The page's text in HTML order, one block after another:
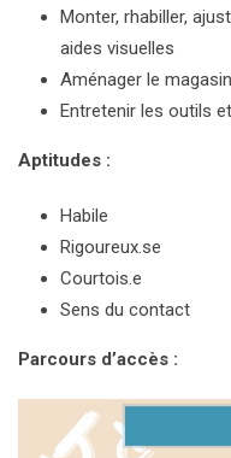
Monter, rhabiller,
aides visuelles
Aménager le
Entretenir les outils
Aptitudes :
Habile
Rigoureux.se
Courtois.e
Sens du contact
Parcours d’accès :